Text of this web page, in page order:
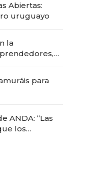
Abiertas:
uruguayo
la
para
ANDA: “Las
los